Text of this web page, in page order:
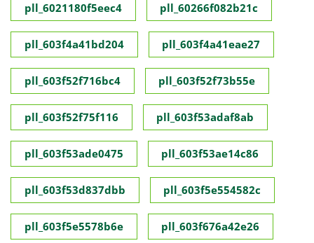
pll_6021180f5eec4 pll_60266f082b21c
pll_603f4a41bd204 pll_603f4a41eae27
pll_603f52f716bc4 pll_603f52f73b55e
pll_603f52f75f116 pll_603f53adaf8ab
pll_603f53ade0475 pll_603f53ae14c86
pll_603f53d837dbb pll_603f5e554582c
pll_603f5e5578b6e pll_603f676a42e26